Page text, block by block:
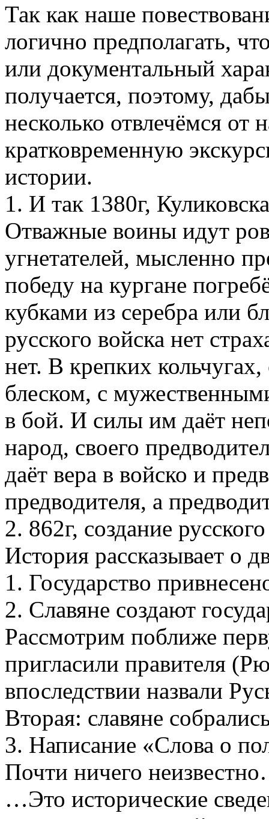
Так как наше
логично предполагать,
или документальный
получается, поэтому,
несколько отвлечёмся от
кратковременную
истории.
1. И так 1380г,
Отважные воины идут
угнетателей, мысленно
победу на кургане
кубками из серебра или
русского войска нет
нет. В крепких
блеском, с
в бой. И силы им даёт
народ, своего
даёт вера в войско и
предводителя, а
2. 862г, создание
История рассказывает о
1. Государство
2. Славяне создают
Рассмотрим поближе
пригласили правителя
впоследствии назвали
Вторая: славяне
3. Написание «Слова о
Почти ничего
…Это исторические